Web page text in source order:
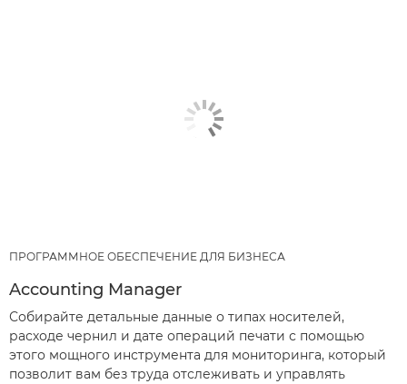
ПРОГРАММНОЕ ОБЕСПЕЧЕНИЕ ДЛЯ БИЗНЕСА
Accounting Manager
Собирайте детальные данные о типах носителей,
расходе чернил и дате операций печати с помощью
этого мощного инструмента для мониторинга, который
позволит вам без труда отслеживать и управлять